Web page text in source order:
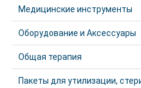
Медицинские инструменты
Оборудование и Аксессуары
Общая терапия
Пакеты для утилизации,